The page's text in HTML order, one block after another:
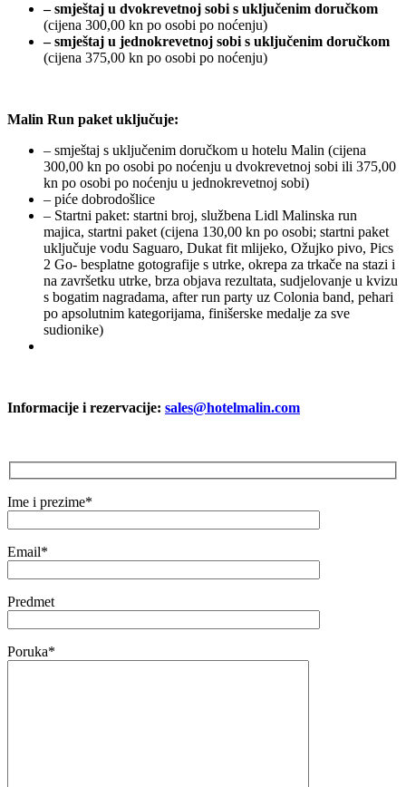
– smještaj u dvokrevetnoj sobi s uključenim doručkom
(cijena 300,00 kn po osobi po noćenju)
– smještaj u jednokrevetnoj sobi s uključenim doručkom
(cijena 375,00 kn po osobi po noćenju)
Malin Run paket uključuje:
– smještaj s uključenim doručkom u hotelu Malin (cijena
300,00 kn po osobi po noćenju u dvokrevetnoj sobi ili 375,00
kn po osobi po noćenju u jednokrevetnoj sobi)
– piće dobrodošlice
– Startni paket: startni broj, službena Lidl Malinska run
majica, startni paket (cijena 130,00 kn po osobi; startni paket
uključuje vodu Saguaro, Dukat fit mlijeko, Ožujko pivo, Pics
2 Go- besplatne gotografije s utrke, okrepa za trkače na stazi i
na završetku utrke, brza objava rezultata, sudjelovanje u kvizu
s bogatim nagradama, after run party uz Colonia band, pehari
po apsolutnim kategorijama, finišerske medalje za sve
sudionike)
Informacije i rezervacije: sales@hotelmalin.com
Ime i prezime*
Email*
Predmet
Poruka*